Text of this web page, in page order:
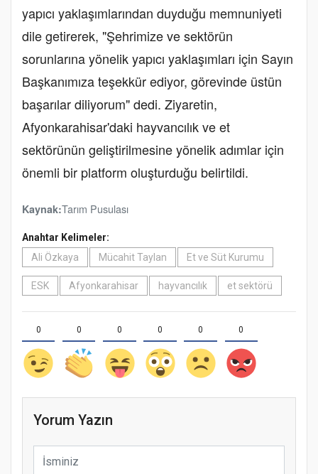
yapıcı yaklaşımlarından duyduğu memnuniyeti
dile getirerek, "Şehrimize ve sektörün
sorunlarına yönelik yapıcı yaklaşımları için Sayın
Başkanımıza teşekkür ediyor, görevinde üstün
başarılar diliyorum" dedi. Ziyaretin,
Afyonkarahisar'daki hayvancılık ve et
sektörünün geliştirilmesine yönelik adımlar için
önemli bir platform oluşturduğu belirtildi.
Kaynak:Tarım Pusulası
Anahtar Kelimeler:
Ali Özkaya
Mücahit Taylan Et ve Süt Kurumu
ESK Afyonkarahisar hayvancılık et sektörü
0 0 0 0 0 0
Yorum Yazın